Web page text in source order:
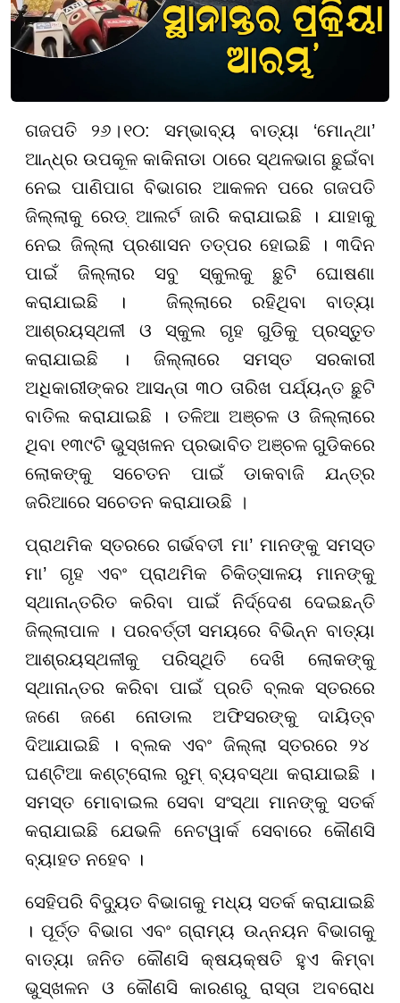
ଗଜପତି ୨୬ । ୧୦: ସମ୍ଭାବ୍ୟ ବାତ୍ୟା ‘ମୋନ୍ଥା’
ଆନ୍ଧ୍ର ଉପକୂଳକାକିନାଡା ଠାରେ ସ୍ଥଳଭାଗ ଛୁଇଁବା
ନେଇ ପାଣିପାଗ ବିଭାଗର ଆକଳନ ପରେ ଗଜପତି
ଜିଲ୍ଲାକୁ ରେଡ୍ ଆଲର୍ଟ ଜାରି କରାଯାଇଛି । ଯାହାକୁ
ନେଇ ଜିଲ୍ଲା ପ୍ରଶାସନ ତତ୍ପର ହୋଇଛି
। ୩ଦିନ
ପାଇଁ ଜିଲ୍ଲାର ସବୁ ସ୍କୁଲକୁ ଛୁଟି ଘୋଷଣା
କରାଯାଇଛି । ଜିଲ୍ଲାରେ ରହିଥିବା ବାତ୍ୟା
ଆଶ୍ରୟସ୍ଥଳୀ ଓ ସ୍କୁଲ ଗୃହ ଗୁଡିକୁ ପ୍ରସ୍ତୁତ
କରାଯାଇଛି । ଜିଲ୍ଲାରେ ସମସ୍ତ ସରକାରୀ
ଅଧିକାରୀଙ୍କର ଆସନ୍ତା ୩୦ ତାରିଖ ପର୍ଯ୍ୟନ୍ତ ଛୁଟି
ବାତିଲ କରାଯାଇଛି । ତଳିଆ ଅଞ୍ଚଳ ଓ ଜିଲ୍ଲାରେ
ଥିବା ୧୩୯ଟିଭୁସ୍ଖଳନ ପ୍ରଭାବିତ ଅଞ୍ଚଳ ଗୁଡିକରେ
ଲୋକଙ୍କୁ ସଚେତନ ପାଇଁଡାକବାଜି ଯନ୍ତ୍ର
ଜରିଆରେ ସଚେତନ କରାଯାଉଛି
।
ପ୍ରାଥମିକ ସ୍ତରରେ ଗର୍ଭବତୀ ମା’ମାନଙ୍କୁ ସମସ୍ତ
ମା’ ଗୃହ ଏବଂ ପ୍ରାଥମିକ ଚିକିତ୍ସାଳୟ ମାନଙ୍କୁ
ସ୍ଥାନାନ୍ତରିତ କରିବା ପାଇଁ ନିର୍ଦ୍ଦେଶ ଦେଇଛନ୍ତି
ଜିଲ୍ଲାପାଳ । ପରବର୍ତ୍ତୀ ସମୟରେ ବିଭିନ୍ନ ବାତ୍ୟା
ଆଶ୍ରୟସ୍ଥଳୀକୁ ପରିସ୍ଥିତି ଦେଖି ଲୋକଙ୍କୁ
ସ୍ଥାନାନ୍ତର କରିବା ପାଇଁ ପ୍ରତି ବ୍ଲକ ସ୍ତରରେ
ଜଣେ ଜଣେ ନୋଡାଲ ଅଫିସରଙ୍କୁ ଦାୟିତ୍ବ
ଦିଆଯାଇଛି । ବ୍ଲକ ଏବଂ ଜିଲ୍ଲାସ୍ତରରେ ୨୪
ଘଣ୍ଟିଆ କଣ୍ଟ୍ରୋଲ ରୁମ୍ବ୍ୟବସ୍ଥା କରାଯାଇଛି ।
ସମସ୍ତ ମୋବାଇଲ ସେବା ସଂସ୍ଥା ମାନଙ୍କୁ ସତର୍କ
କରାଯାଇଛି ଯେଭଳି ନେଟୱାର୍କ ସେବାରେ କୌଣସି
ବ୍ୟାହତ ନହେବ ।
ସେହିପରି ବିଦ୍ୟୁତ ବିଭାଗକୁ ମଧ୍ୟ ସତର୍କ କରାଯାଇଛି
। ପୂର୍ତ୍ତ ବିଭାଗ ଏବଂ ଗ୍ରାମ୍ୟ ଉନ୍ନୟନ ବିଭାଗକୁ
ବାତ୍ୟା ଜନିତ କୌଣସି କ୍ଷୟକ୍ଷତି ହୁଏ କିମ୍ବା
ଭୁସ୍ଖଳନ ଓ କୌଣସି କାରଣରୁ ରାସ୍ତା ଅବରୋଧ